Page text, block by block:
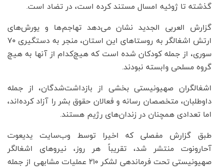
گذشته تا ژوئیه امسال مستند کرده است، در تضاد است.
گزارش العربی الجدید نشان می‌دهد تهاجم‌ها و یورش‌های
ارتش اشغالگر به روستاهای این استان، منجر به دستگیری ۷۰
سوری، از جمله کودکان شده است که هیچ‌کدام از آنها به هیچ
گروه مسلحی وابسته نبودند.
اشغالگران صهیونیستی بخشی از بازداشت‌شدگان، از جمله
داوطلبان، متخصصان رسانه و فعالان حقوق بشر را آزاد کرده‌اند،
اما تعدادی همچنان در زندان‌های رژیم هستند.
طبق گزارش مفصلی که اخیرا توسط وب‌سایت یدیعوت
آحارونوت منتشر شد، تقریباً هر روز، نیروهای اشغالگر
صهیونیستی تحت فرماندهی لشکر ۲۱۰ عملیات مشابهی از جمله